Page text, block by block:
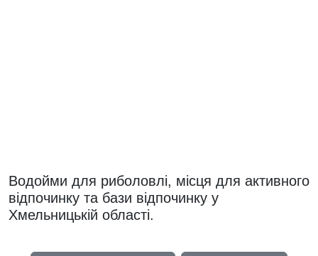
Водойми для риболовлі, місця для активного
відпочинку та бази відпочинку у
Хмельницькій області.